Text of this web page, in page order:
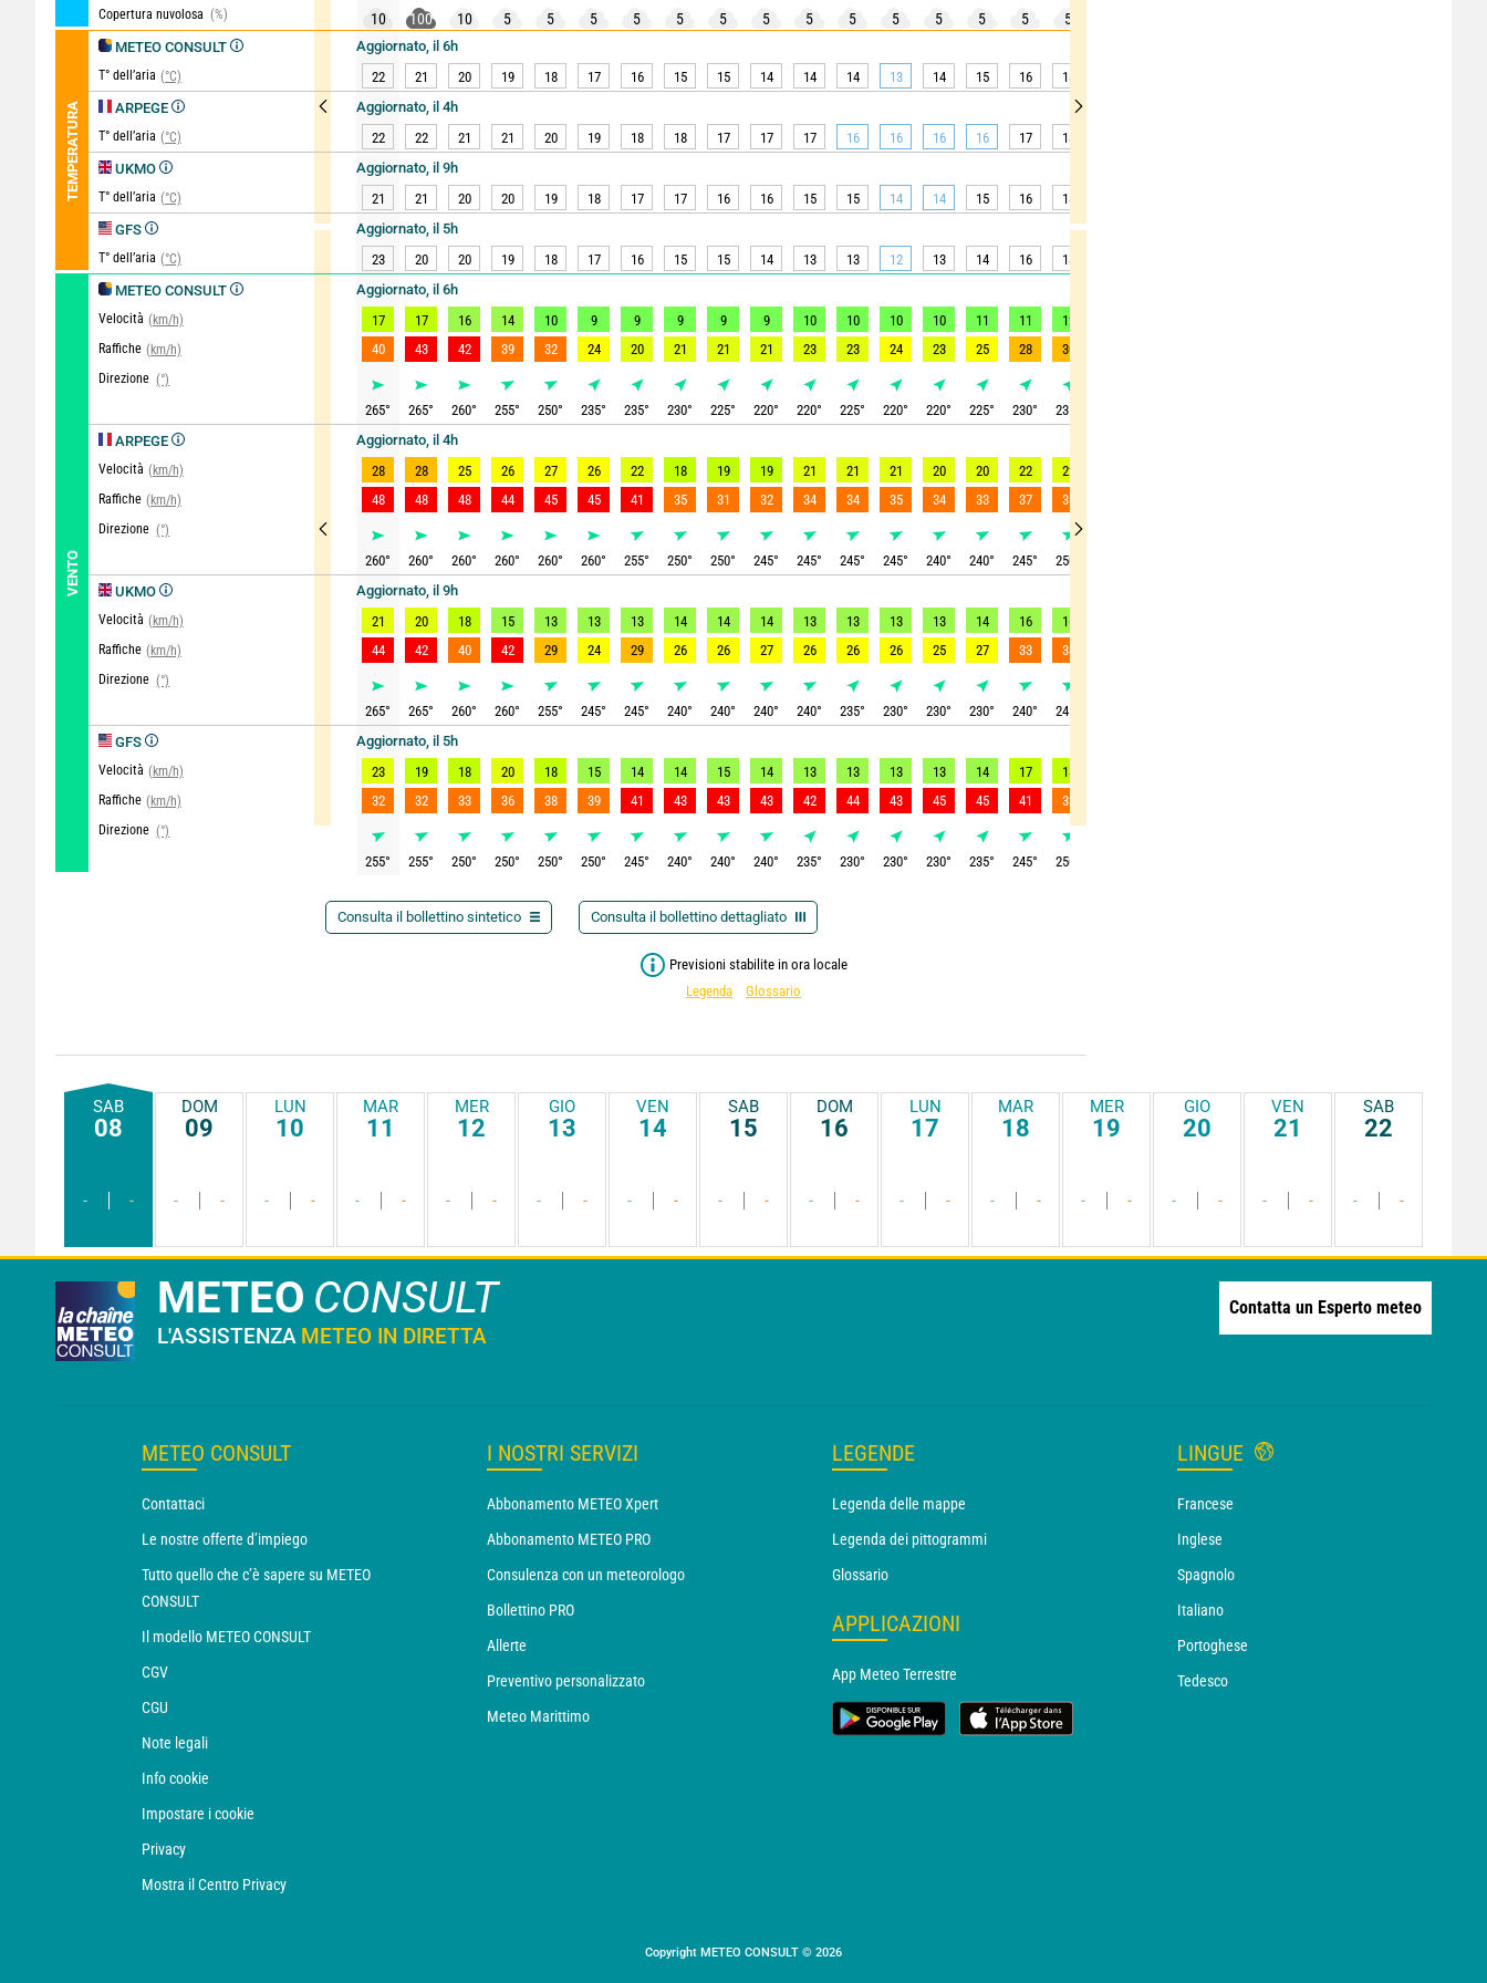
Copertura nuvolosa (%)
TEMPERATURA
METEO CONSULT
T° dell’aria (°C)
ARPEGE
T° dell’aria (°C)
UKMO
T° dell’aria (°C)
GFS
T° dell’aria (°C)
VENTO
METEO CONSULT
Velocità (km/h)
Raffiche (km/h)
Direzione (°)
ARPEGE
Velocità (km/h)
Raffiche (km/h)
Direzione (°)
UKMO
Velocità (km/h)
Raffiche (km/h)
Direzione (°)
GFS
Velocità (km/h)
Raffiche (km/h)
Direzione (°)
10
100 10 5 5 5 5 5 5 5 5 5 5 5 5 5 5
Aggiornato, il 6h
22
21 20 19 18 17 16 15 15 14 14 14 13 14 15 16 18
Aggiornato, il 4h
22
22 21 21 20 19 18 18 17 17 17 16 16 16 16 17 18
Aggiornato, il 9h
21
21 20 20 19 18 17 17 16 16 15 15 14 14 15 16 18
Aggiornato, il 5h
23
20 20 19 18 17 16 15 15 14 13 13 12 13 14 16 18
Aggiornato, il 6h
17
17 16 14 10 9 9 9 9 9 10 10 10 10 11 11 12
40
43 42 39 32 24 20 21 21 21 23 23 24 23 25 28 30
265° 265° 260° 255° 250° 235° 235° 230° 225° 220° 220° 225° 220° 220° 225° 230° 235
Aggiornato, il 4h
28
28 25 26 27 26 22 18 19 19 21 21 21 20 20 22 22
48
48 48 44 45 45 41 35 31 32 34 34 35 34 33 37 38
260° 260° 260° 260° 260° 260° 255° 250° 250° 245° 245° 245° 245° 240° 240° 245° 250
Aggiornato, il 9h
21
20 18 15 13 13 13 14 14 14 13 13 13 13 14 16 16
44
42 40 42 29 24 29 26 26 27 26 26 26 25 27 33 34
265° 265° 260° 260° 255° 245° 245° 240° 240° 240° 240° 235° 230° 230° 230° 240° 245
Aggiornato, il 5h
23
19 18 20 18 15 14 14 15 14 13 13 13 13 14 17 18
32
32 33 36 38 39 41 43 43 43 42 44 43 45 45 41 33
255° 255° 250° 250° 250° 250° 245° 240° 240° 240° 235° 230° 230° 230° 235° 245° 250
Consulta il bollettino sintetico Consulta il bollettino dettagliato
Previsioni stabilite in ora locale
Legenda
Glossario
SAB
08
- -
DOM
09
- -
LUN
10
- -
MAR
11
- -
MER
12
- -
GIO
13
- -
VEN
14
- -
SAB
15
- -
DOM
16
- -
LUN
17
- -
MAR
18
- -
MER
19
- -
GIO
20
- -
VEN
21
- -
SAB
22
- -
METEO CONSULT
L'ASSISTENZA METEO IN DIRETTA
Contatta un Esperto meteo
METEO CONSULT
Contattaci
Le nostre offerte d’impiego
Tutto quello che c’è sapere su METEO
CONSULT
Il modello METEO CONSULT
CGV
CGU
Note legali
Info cookie
Impostare i cookie
Privacy
Mostra il Centro Privacy
I NOSTRI SERVIZI
Abbonamento METEO Xpert
Abbonamento METEO PRO
Consulenza con un meteorologo
Bollettino PRO
Allerte
Preventivo personalizzato
Meteo Marittimo
LEGENDE
Legenda delle mappe
Legenda dei pittogrammi
Glossario
APPLICAZIONI
App Meteo Terrestre
LINGUE
Francese
Inglese
Spagnolo
Italiano
Portoghese
Tedesco
Copyright METEO CONSULT © 2026